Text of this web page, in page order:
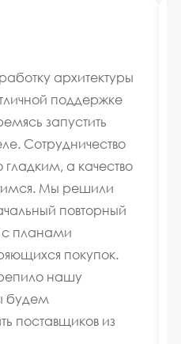
архитектуры
поддержке
запустить
Сотрудничество
а качество
Мы решили
повторный
с планами
покупок.
нашу
будем
поставщиков из